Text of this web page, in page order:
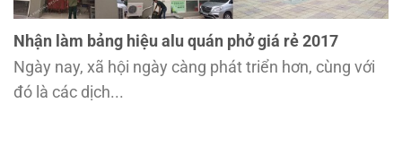
Nhận làm bảng hiệu alu quán phở giá rẻ 2017
Ngày nay, xã hội ngày càng phát triển hơn, cùng với
đó là các dịch...